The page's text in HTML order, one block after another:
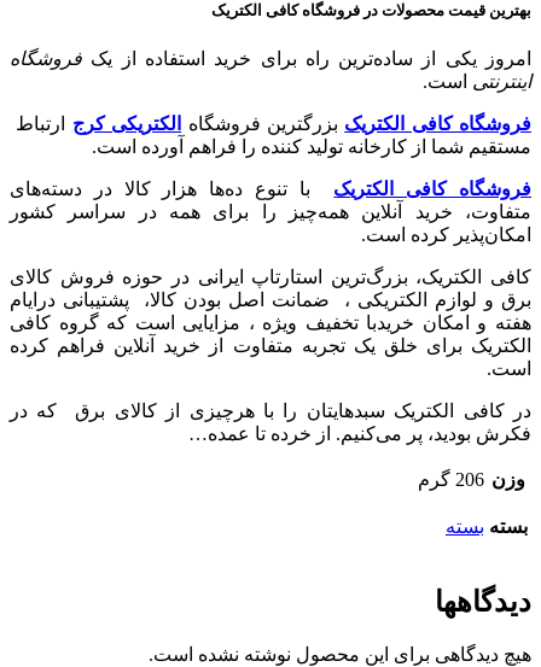
بهترین قیمت محصولات در فروشگاه کافی الکتریک
امروز یکی از ساده‌ترین راه برای خرید استفاده از یک فروشگاه
اینترنتی است.
فروشگاه کافی الکتریک بزرگترین فروشگاه الکتریکی کرج
ارتباط
مستقیم شما از کارخانه تولید کننده را فراهم آورده است.
فروشگاه کافی الکتریک با تنوع ده‌ها هزار کالا در دسته‌های
متفاوت، خرید آنلاین همه‌چیز را برای همه در سراسر کشور
امکان‌پذیر کرده است.
کافی الکتریک، بزرگ‌ترین استارتاپ ایرانی در حوزه فروش کالای
برق و لوازم الکتریکی ،‌ ضمانت اصل بودن کالا، پشتیبانی درایام
هفته و امکان خریدبا تخفیف ویژه ، مزایایی است که گروه کافی
الکتریک برای خلق یک تجربه متفاوت از خرید آنلاین فراهم کرده
است.
در کافی الکتریک سبدهایتان را با هرچیزی از کالای برق که در
فکرش بودید، پر می‌کنیم. از خرده تا عمده…
وزن 206 گرم
بسته بسته
دیدگاهها
هیچ دیدگاهی برای این محصول نوشته نشده است.